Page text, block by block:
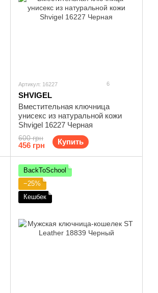
Артикул: 16227 6
SHVIGEL
Вместительная ключница
унисекс из натуральной кожи
Shvigel 16227 Черная
600 грн
456 грн Купить
BackToSchool
−25%
Кешбек